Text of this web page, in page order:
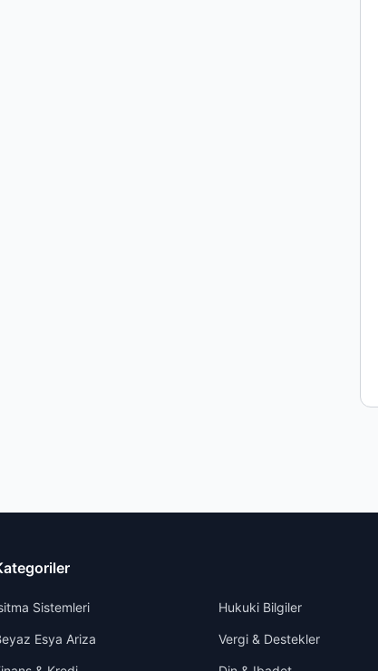
Sistemleri
Esya Ariza
Hukuki Bilgiler
Vergi & Destekler